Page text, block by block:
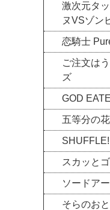
激次元タ
ヌVSゾン
恋騎士
ご注文は
ズ
GOD
五等分の
スカッと
ソードア
そらのお